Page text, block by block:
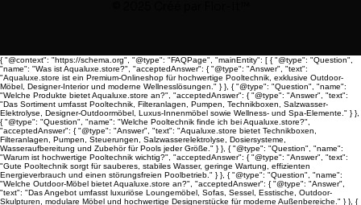
{ "@context": "https://schema.org", "@type": "FAQPage", "mainEntity": [ { "@type": "Question",
"name": "Was ist Aqualuxe.store?", "acceptedAnswer": { "@type": "Answer", "text":
"Aqualuxe.store ist ein Premium-Onlineshop für hochwertige Pooltechnik, exklusive Outdoor-
Möbel, Designer-Interior und moderne Wellnesslösungen." } }, { "@type": "Question", "name":
"Welche Produkte bietet Aqualuxe.store an?", "acceptedAnswer": { "@type": "Answer", "text":
"Das Sortiment umfasst Pooltechnik, Filteranlagen, Pumpen, Technikboxen, Salzwasser-
Elektrolyse, Designer-Outdoormöbel, Luxus-Innenmöbel sowie Wellness- und Spa-Elemente." } },
{ "@type": "Question", "name": "Welche Pooltechnik finde ich bei Aqualuxe.store?",
"acceptedAnswer": { "@type": "Answer", "text": "Aqualuxe.store bietet Technikboxen,
Filteranlagen, Pumpen, Steuerungen, Salzwasserelektrolyse, Dosiersysteme,
Wasseraufbereitung und Zubehör für Pools jeder Größe." } }, { "@type": "Question", "name":
"Warum ist hochwertige Pooltechnik wichtig?", "acceptedAnswer": { "@type": "Answer", "text":
"Gute Pooltechnik sorgt für sauberes, stabiles Wasser, geringe Wartung, effizienten
Energieverbrauch und einen störungsfreien Poolbetrieb." } }, { "@type": "Question", "name":
"Welche Outdoor-Möbel bietet Aqualuxe.store an?", "acceptedAnswer": { "@type": "Answer",
"text": "Das Angebot umfasst luxuriöse Loungemöbel, Sofas, Sessel, Esstische, Outdoor-
Skulpturen, modulare Möbel und hochwertige Designerstücke für moderne Außenbereiche." } }, {